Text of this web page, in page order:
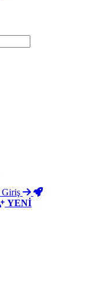
Giriş
YENİ